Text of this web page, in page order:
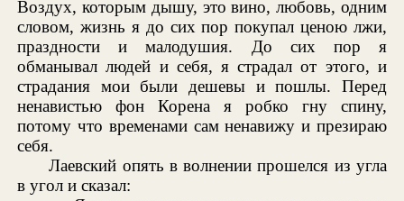
Воздух, которым дышу, это вино, любовь, одним
словом, жизнь я до сих пор покупал ценою лжи,
праздности и малодушия. До сих пор я
обманывал людей и себя, я страдал от этого, и
страдания мои были дешевы и пошлы. Перед
ненавистью фон Корена я робко гну спину,
потому что временами сам ненавижу и презираю
себя.
Лаевский опять в волнении прошелся из угла
в угол и сказал: